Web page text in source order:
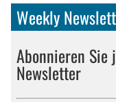
Weekly
Abonnieren Sie
Newsletter